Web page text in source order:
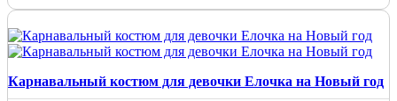
Карнавальный костюм для девочки Елочка на Новый год